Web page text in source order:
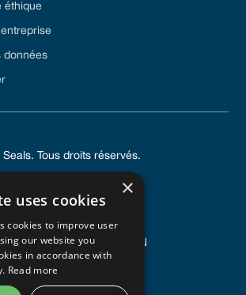
éthique
données
Tous droits réservés.
CONFIDENTIALITÉ
D'UTILISATION
MATIÈRE DE COOKIES
×
uses cookies
cookies to improve user
our website you
in accordance with
Read more